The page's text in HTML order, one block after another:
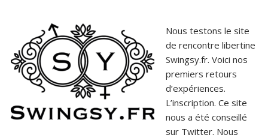
Nous testons le site
de rencontre libertine
Swingsy.fr. Voici nos
premiers retours
d’expériences.
L’inscription. Ce site
nous a été conseillé
sur Twitter. Nous